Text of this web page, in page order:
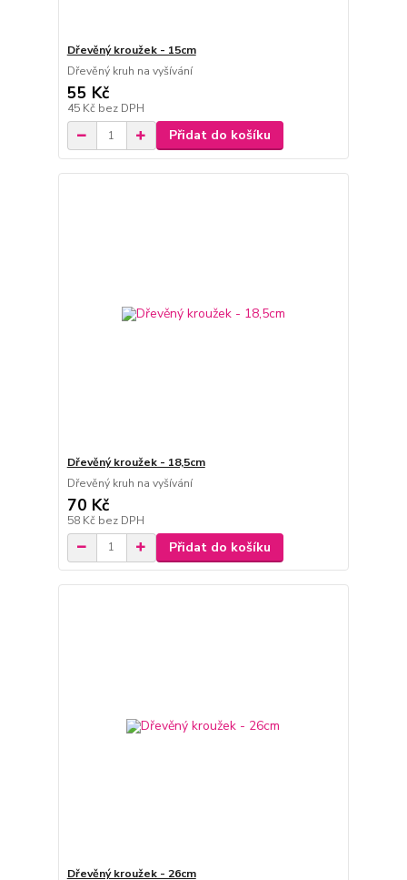
Dřevěný kroužek - 15cm
Dřevěný kruh na vyšívání
55 Kč
45 Kč bez DPH
Přidat do košíku
Dřevěný kroužek - 18,5cm
Dřevěný kruh na vyšívání
70 Kč
58 Kč bez DPH
Přidat do košíku
Dřevěný kroužek - 26cm